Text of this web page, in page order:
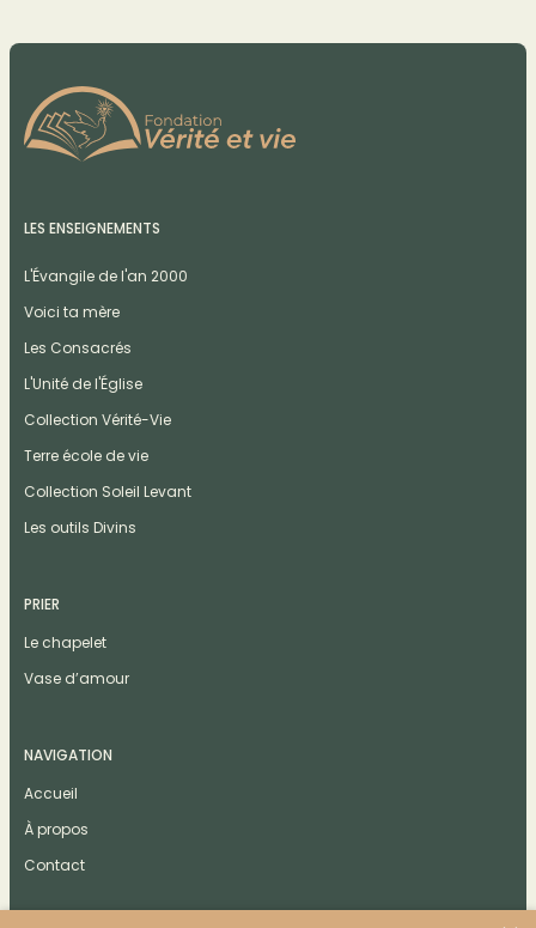
LES ENSEIGNEMENTS
L'Évangile de l'an 2000
Voici ta mère
Les Consacrés
L'Unité de l'Église
Collection Vérité-Vie
Terre école de vie
Collection Soleil Levant
Les outils Divins
PRIER
Le chapelet
Vase d’amour
NAVIGATION
Accueil
À propos
Contact